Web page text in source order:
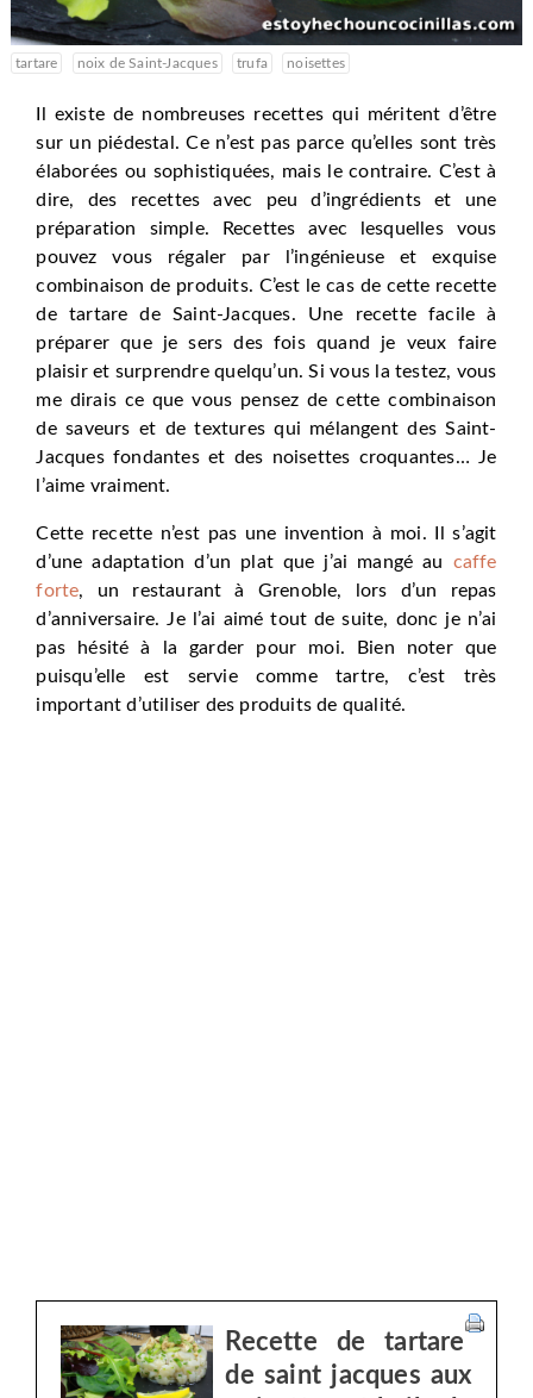
tartare noix de Saint-Jacques trufa noisettes
Il existe de nombreuses recettes qui méritent d’être
sur un piédestal. Ce n’est pas parce qu’elles sont très
élaborées ou sophistiquées, mais le contraire. C’est à
dire, des recettes avec peu d’ingrédients et une
préparation simple. Recettes avec lesquelles vous
pouvez vous régaler par l’ingénieuse et exquise
combinaison de produits. C’est le cas de cette recette
de tartare de Saint-Jacques. Une recette facile à
préparer que je sers des fois quand je veux faire
plaisir et surprendre quelqu’un. Si vous la testez, vous
me dirais ce que vous pensez de cette combinaison
de saveurs et de textures qui mélangent des Saint-
Jacques fondantes et des noisettes croquantes… Je
l’aime vraiment.
Cette recette n’est pas une invention à moi. Il s’agit
d’une adaptation d’un plat que j’ai mangé au caffe
forte, un restaurant à Grenoble, lors d’un repas
d’anniversaire. Je l’ai aimé tout de suite, donc je n’ai
pas hésité à la garder pour moi. Bien noter que
puisqu’elle est servie comme tartre, c’est très
important d’utiliser des produits de qualité.
Recette de tartare
de saint jacques aux